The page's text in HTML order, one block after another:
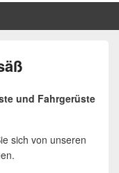
und Fahrgerüste
sich von unseren